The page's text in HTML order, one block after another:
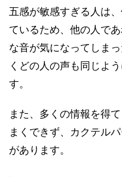
五感が敏感すぎる人は
ているため、他の人で
な音が気になってしま
くどの人の声も同じよ
す。
また、多くの情報を得
まくできず、カクテル
があります。